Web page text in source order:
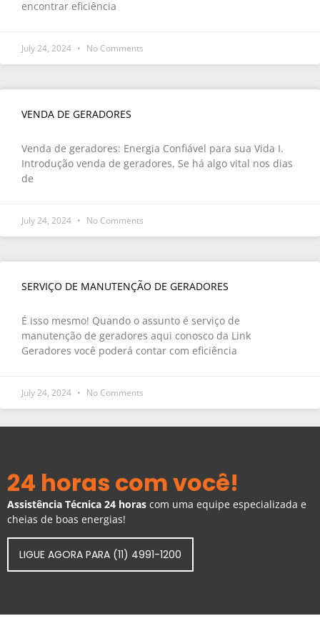
encontrar eficiência
July 24, 2024 No Comments
VENDA DE GERADORES
Venda de geradores: Energia Confiável para sua Vida I.
Introdução venda de geradores, Se há algo vital nos dias
de
July 24, 2024 No Comments
SERVIÇO DE MANUTENÇÃO DE GERADORES
É isso mesmo! Quando o assunto é serviço de
manutenção de geradores aqui conosco da Link
Geradores você poderá contar com eficiência
July 24, 2024 No Comments
24 horas com você!
Assistência Técnica 24 horas com uma equipe especializada e
cheias de boas energias!
LIGUE AGORA PARA (11) 4991-1200